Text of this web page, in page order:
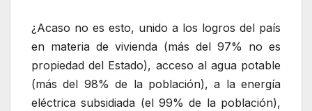
¿Acaso no es esto, unido a los logros del país
en materia de vivienda (más del 97% no es
propiedad del Estado), acceso al agua potable
(más del 98% de la población), a la energía
eléctrica subsidiada (el 99% de la población),